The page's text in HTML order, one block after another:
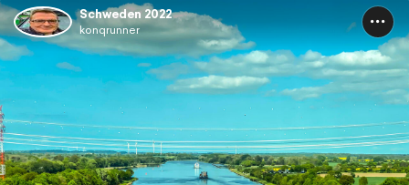
Schweden 2022
konqrunner